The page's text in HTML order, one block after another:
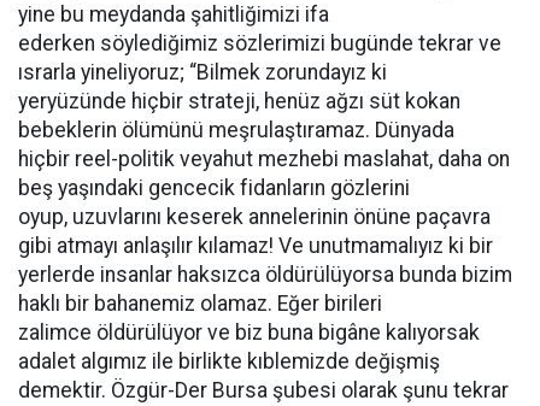
yine bu meydanda şahitliğimizi ifa
ederken söylediğimiz sözlerimizi bugünde tekrar ve
ısrarla yineliyoruz; “Bilmek zorundayız ki
yeryüzünde hiçbir strateji, henüz ağzı süt kokan
bebeklerin ölümünü meşrulaştıramaz. Dünyada
hiçbir reel-politik veyahut mezhebi maslahat, daha on
beş yaşındaki gencecik fidanların gözlerini
oyup, uzuvlarını keserek annelerinin önüne paçavra
gibi atmayı anlaşılır kılamaz! Ve unutmamalıyız ki bir
yerlerde insanlar haksızca öldürülüyorsa bunda bizim
haklı bir bahanemiz olamaz. Eğer birileri
zalimce öldürülüyor ve biz buna bigâne kalıyorsak
adalet algımız ile birlikte kıblemizde değişmiş
demektir. Özgür-Der Bursa şubesi olarak şunu tekrar